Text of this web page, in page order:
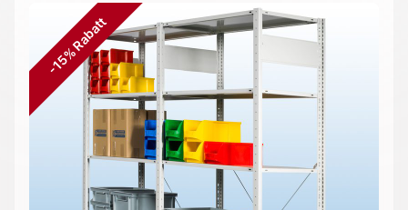
-15% Rabatt